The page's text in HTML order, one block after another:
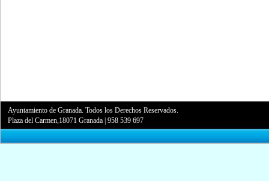
Ayuntamiento de Granada. Todos los Derechos Reservados.
Plaza del Carmen,18071 Granada |958 539 697